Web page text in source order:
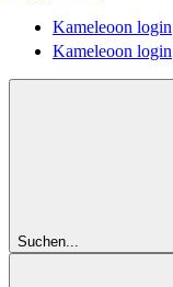
Kameleoon login
Kameleoon login
Suchen...